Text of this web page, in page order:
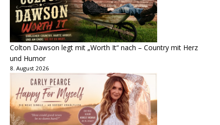
Colton Dawson legt mit „Worth It“ nach – Country mit Herz
und Humor
8. August 2026